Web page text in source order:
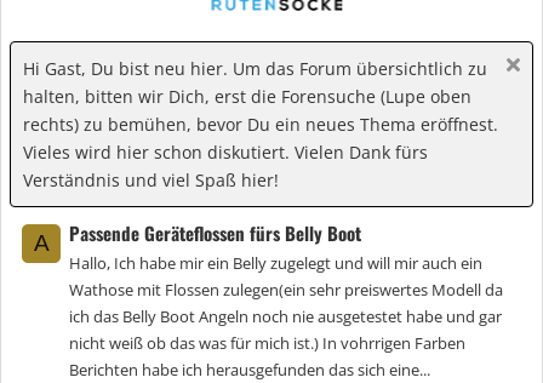
Hi Gast, Du bist neu hier. Um das Forum übersichtlich zu
halten, bitten wir Dich, erst die Forensuche (Lupe oben
rechts) zu bemühen, bevor Du ein neues Thema eröffnest.
Vieles wird hier schon diskutiert. Vielen Dank fürs
Verständnis und viel Spaß hier!
A Passende Geräteflossen fürs Belly Boot
Hallo, Ich habe mir ein Belly zugelegt und will mir auch ein
Wathose mit Flossen zulegen(ein sehr preiswertes Modell da
ich das Belly Boot Angeln noch nie ausgetestet habe und gar
nicht weiß ob das was für mich ist.) In vohrrigen Farben
Berichten habe ich herausgefunden das sich eine...